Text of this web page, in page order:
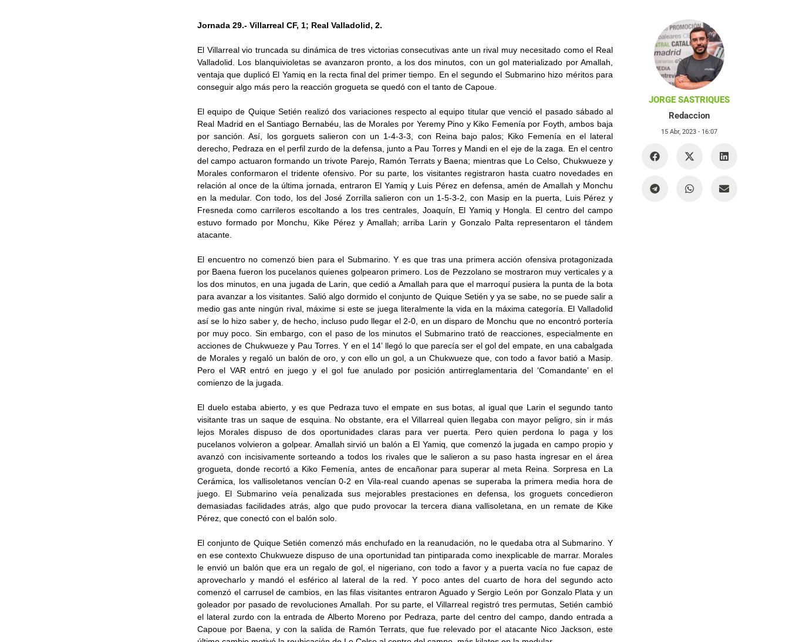
Jornada 29.- Villarreal CF, 1; Real Valladolid, 2.
El Villarreal vio truncada su dinámica de tres victorias consecutivas ante un rival muy necesitado como el Real
Valladolid. Los blanquivioletas se avanzaron pronto, a los dos minutos, con un gol materializado por Amallah,
ventaja que duplicó El Yamiq en la recta final del primer tiempo. En el segundo el Submarino hizo méritos para
conseguir algo más pero la reacción grogueta se quedó con el tanto de Capoue.
El equipo de Quique Setién realizó dos variaciones respecto al equipo titular que venció el pasado sábado al
Real Madrid en el Santiago Bernabéu, las de Morales por Yeremy Pino y Kiko Femenía por Foyth, ambos baja
por sanción. Así, los gorguets salieron con un 1-4-3-3, con Reina bajo palos; Kiko Femenía en el lateral
derecho, Pedraza en el perfil zurdo de la defensa, junto a Pau Torres y Mandi en el eje de la zaga. En el centro
del campo actuaron formando un trivote Parejo, Ramón Terrats y Baena; mientras que Lo Celso, Chukwueze y
Morales conformaron el tridente ofensivo. Por su parte, los visitantes registraron hasta cuatro novedades en
relación al once de la última jornada, entraron El Yamiq y Luis Pérez en defensa, amén de Amallah y Monchu
en la medular. Con todo, los del José Zorrilla salieron con un 1-5-3-2, con Masip en la puerta, Luis Pérez y
Fresneda como carrileros escoltando a los tres centrales, Joaquín, El Yamiq y Hongla. El centro del campo
estuvo formado por Monchu, Kike Pérez y Amallah; arriba Larin y Gonzalo Palta representaron el tándem
atacante.
El encuentro no comenzó bien para el Submarino. Y es que tras una primera acción ofensiva protagonizada
por Baena fueron los pucelanos quienes golpearon primero. Los de Pezzolano se mostraron muy verticales y a
los dos minutos, en una jugada de Larin, que cedió a Amallah para que el marroquí pusiera la punta de la bota
para avanzar a los visitantes. Salió algo dormido el conjunto de Quique Setién y ya se sabe, no se puede salir a
medio gas ante ningún rival, máxime si este se juega literalmente la vida en la máxima categoría. El Valladolid
así se lo hizo saber y, de hecho, incluso pudo llegar el 2-0, en un disparo de Monchu que no encontró portería
por muy poco. Sin embargo, con el paso de los minutos el Submarino trató de reacciones, especialmente en
acciones de Chukwueze y Pau Torres. Y en el 14’ llegó lo que parecía ser el gol del empate, en una cabalgada
de Morales y regaló un balón de oro, y con ello un gol, a un Chukwueze que, con todo a favor batió a Masip.
Pero el VAR entró en juego y el gol fue anulado por posición antirreglamentaria del ‘Comandante’ en el
comienzo de la jugada.
El duelo estaba abierto, y es que Pedraza tuvo el empate en sus botas, al igual que Larin el segundo tanto
visitante tras un saque de esquina. No obstante, era el Villarreal quien llegaba con mayor peligro, sin ir más
lejos Morales dispuso de dos oportunidades claras para ver puerta. Pero quien perdona lo paga y los
pucelanos volvieron a golpear. Amallah sirvió un balón a El Yamiq, que comenzó la jugada en campo propio y
avanzó con incisivamente sorteando a todos los rivales que le salieron a su paso hasta ingresar en el área
grogueta, donde recortó a Kiko Femenía, antes de encañonar para superar al meta Reina. Sorpresa en La
Cerámica, los vallisoletanos vencían 0-2 en Vila-real cuando apenas se superaba la primera media hora de
juego. El Submarino veía penalizada sus mejorables prestaciones en defensa, los groguets concedieron
demasiadas facilidades atrás, algo que pudo provocar la tercera diana vallisoletana, en un remate de Kike
Pérez, que conectó con el balón solo.
El conjunto de Quique Setién comenzó más enchufado en la reanudación, no le quedaba otra al Submarino. Y
en ese contexto Chukwueze dispuso de una oportunidad tan pintiparada como inexplicable de marrar. Morales
le envió un balón que era un regalo de gol, el nigeriano, con todo a favor y a puerta vacía no fue capaz de
aprovecharlo y mandó el esférico al lateral de la red. Y poco antes del cuarto de hora del segundo acto
comenzó el carrusel de cambios, en las filas visitantes entraron Aguado y Sergio León por Gonzalo Plata y un
goleador por pasado de revoluciones Amallah. Por su parte, el Villarreal registró tres permutas, Setién cambió
el lateral zurdo con la entrada de Alberto Moreno por Pedraza, parte del centro del campo, dando entrada a
Capoue por Baena, y con la salida de Ramón Terrats, que fue relevado por el atacante Nico Jackson, este
JORGE SASTRIQUES
Redaccion
15 Abr, 2023 - 16:07